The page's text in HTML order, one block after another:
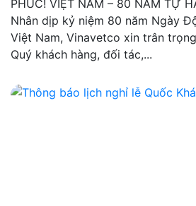
PHÚC! VIỆT NAM – 80 NĂM TỰ
Nhân dịp kỷ niệm 80 năm Ngày
Việt Nam, Vinavetco xin trân
Quý khách hàng, đối tác,...